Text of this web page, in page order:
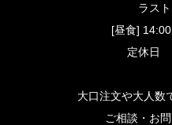
ラス
[昼食]
定休日
大口注文や大人数
ご相談・お